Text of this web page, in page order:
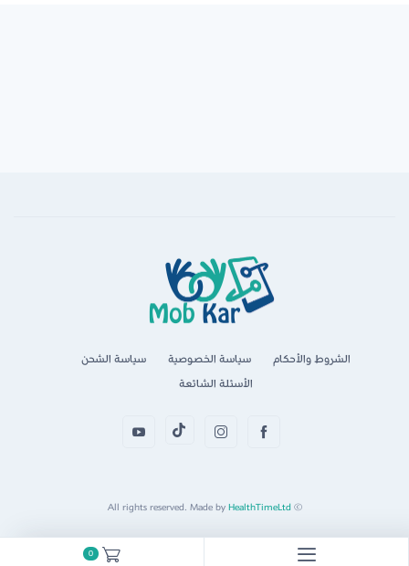
الشروط والأحكام سياسة الخصوصية
سياسة الشحن
الأسئلة الشائعة
© All rights reserved. Made by
HealthTimeLtd
0